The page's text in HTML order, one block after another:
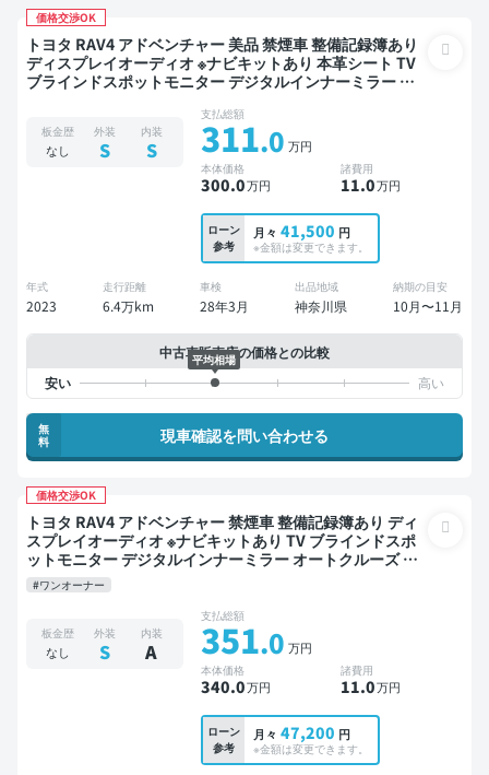
価格交渉OK
トヨタ RAV4 アドベンチャー 美品 禁煙車 整備記録簿あり
ディスプレイオーディオ ※ナビキットあり 本革シート TV
ブラインドスポットモニター デジタルインナーミラー オ
ニター 全方位カメラ ドライブレコーダー 衝突軽減
板金歴
なし
外装
S
内装
S
支払総額
311.0 万円
本体価格
300.0万円
諸費用
11.0万円
ローン
参考
月々 41,500 円
※金額は変更できます。
年式
2023
走行距離
6.4万km
車検
28年3月
出品地域
神奈川県
納期の目安
10月〜11月
中古車販売店の価格との比較
平均相場
無
料
現車確認を問い合わせる
価格交渉OK
トヨタ RAV4 アドベンチャー 禁煙車 整備記録簿あり ディ
スプレイオーディオ ※ナビキットあり TV ブラインドスポ
ットモニター デジタルインナーミラー オートクルーズ ス
マートキー ETC バックモニター 全方位カメラ ドライブレ
コーダー 衝突軽減
#ワンオーナー
板金歴
なし
外装
S
内装
A
支払総額
351.0 万円
本体価格
340.0万円
諸費用
11.0万円
ローン
参考
月々 47,200 円
※金額は変更できます。